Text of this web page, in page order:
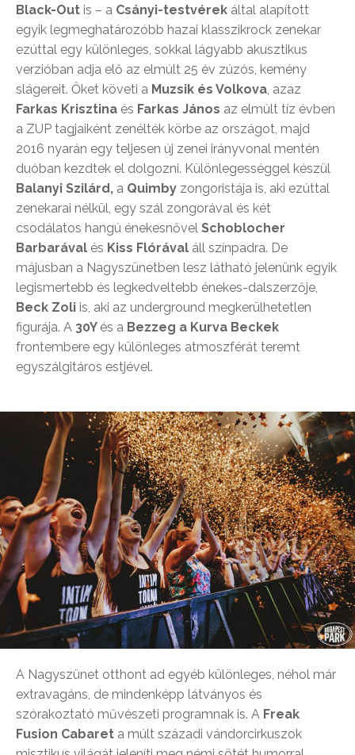
Black-Out is – a Csányi-testvérek által alapított
egyik legmeghatározóbb hazai klasszikrock zenekar
ezúttal egy különleges, sokkal lágyabb akusztikus
verzióban adja elő az elmúlt 25 év zúzós, kemény
slágereit. Őket követi a Muzsik és Volkova, azaz
Farkas Krisztina és Farkas János az elmúlt tíz évben
a ZUP tagjaiként zenélték körbe az országot, majd
2016 nyarán egy teljesen új zenei irányvonal mentén
duóban kezdtek el dolgozni. Különlegességgel készül
Balanyi Szilárd, a Quimby zongoristája is, aki ezúttal
zenekarai nélkül, egy szál zongorával és két
csodálatos hangú énekesnővel Schoblocher
Barbarával és Kiss Flórával áll színpadra. De
májusban a Nagyszünetben lesz látható jelenünk egyik
legismertebb és legkedveltebb énekes-dalszerzője,
Beck Zoli is, aki az underground megkerülhetetlen
figurája. A 30Y és a Bezzeg a Kurva Beckek
frontembere egy különleges atmoszférát teremt
egyszálgitáros estjével.
A Nagyszünet otthont ad egyéb különleges, néhol már
extravagáns, de mindenképp látványos és
szórakoztató művészeti programnak is. A Freak
Fusion Cabaret a múlt századi vándorcirkuszok